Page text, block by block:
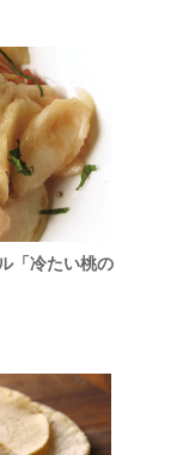
「冷たい桃の